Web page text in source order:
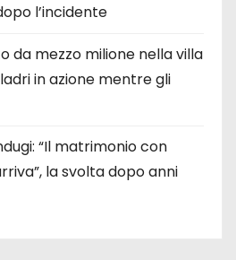
l’incidente
da mezzo milione nella villa
in azione mentre gli
“Il matrimonio con
la svolta dopo anni